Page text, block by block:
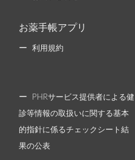
お薬手帳アプリ
利用規約
PHRサービス提供者による健
診等情報の取扱いに関する基本
的指針に係るチェックシート結
果の公表